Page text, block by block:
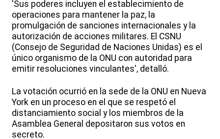
'Sus poderes incluyen el establecimiento de
operaciones para mantener la paz, la
promulgación de sanciones internacionales y la
autorización de acciones militares. El CSNU
(Consejo de Seguridad de Naciones Unidas) es el
único organismo de la ONU con autoridad para
emitir resoluciones vinculantes', detalló.
La votación ocurrió en la sede de la ONU en Nueva
York en un proceso en el que se respetó el
distanciamiento social y los miembros de la
Asamblea General depositaron sus votos en
secreto.